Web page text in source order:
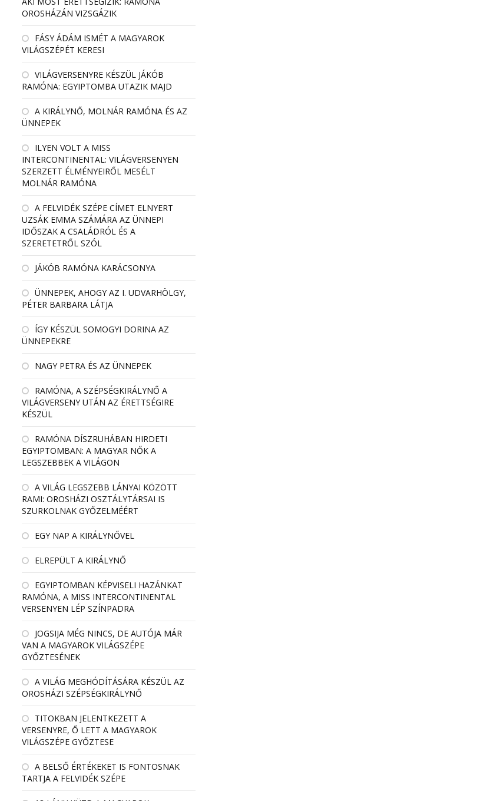
OROSHÁZÁN VIZSGÁZIK
FÁSY ÁDÁM ISMÉT A MAGYAROK
VILÁGSZÉPÉT KERESI
VILÁGVERSENYRE KÉSZÜL JÁKÓB
RAMÓNA: EGYIPTOMBA UTAZIK MAJD
A KIRÁLYNŐ, MOLNÁR RAMÓNA ÉS AZ
ÜNNEPEK
ILYEN VOLT A MISS
INTERCONTINENTAL: VILÁGVERSENYEN
SZERZETT ÉLMÉNYEIRŐL MESÉLT
MOLNÁR RAMÓNA
A FELVIDÉK SZÉPE CÍMET ELNYERT
UZSÁK EMMA SZÁMÁRA AZ ÜNNEPI
IDŐSZAK A CSALÁDRÓL ÉS A
SZERETETRŐL SZÓL
JÁKÓB RAMÓNA KARÁCSONYA
ÜNNEPEK, AHOGY AZ I. UDVARHÖLGY,
PÉTER BARBARA LÁTJA
ÍGY KÉSZÜL SOMOGYI DORINA AZ
ÜNNEPEKRE
NAGY PETRA ÉS AZ ÜNNEPEK
RAMÓNA, A SZÉPSÉGKIRÁLYNŐ A
VILÁGVERSENY UTÁN AZ ÉRETTSÉGIRE
KÉSZÜL
RAMÓNA DÍSZRUHÁBAN HIRDETI
EGYIPTOMBAN: A MAGYAR NŐK A
LEGSZEBBEK A VILÁGON
A VILÁG LEGSZEBB LÁNYAI KÖZÖTT
RAMI: OROSHÁZI OSZTÁLYTÁRSAI IS
SZURKOLNAK GYŐZELMÉÉRT
EGY NAP A KIRÁLYNŐVEL
ELREPÜLT A KIRÁLYNŐ
EGYIPTOMBAN KÉPVISELI HAZÁNKAT
RAMÓNA, A MISS INTERCONTINENTAL
VERSENYEN LÉP SZÍNPADRA
JOGSIJA MÉG NINCS, DE AUTÓJA MÁR
VAN A MAGYAROK VILÁGSZÉPE
GYŐZTESÉNEK
A VILÁG MEGHÓDÍTÁSÁRA KÉSZÜL AZ
OROSHÁZI SZÉPSÉGKIRÁLYNŐ
TITOKBAN JELENTKEZETT A
VERSENYRE, Ő LETT A MAGYAROK
VILÁGSZÉPE GYŐZTESE
A BELSŐ ÉRTÉKEKET IS FONTOSNAK
TARTJA A FELVIDÉK SZÉPE